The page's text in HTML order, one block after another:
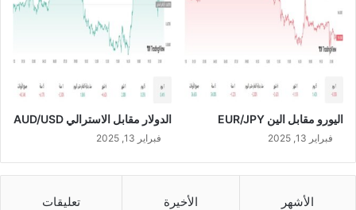
ن
ناليورو مقابل الين EUR/JPY
فبراير 13, 2025
الدولار مقابل الاسترالي AUD/USD
فبراير 13, 2025
الأشهر الأخيرة تعليقات